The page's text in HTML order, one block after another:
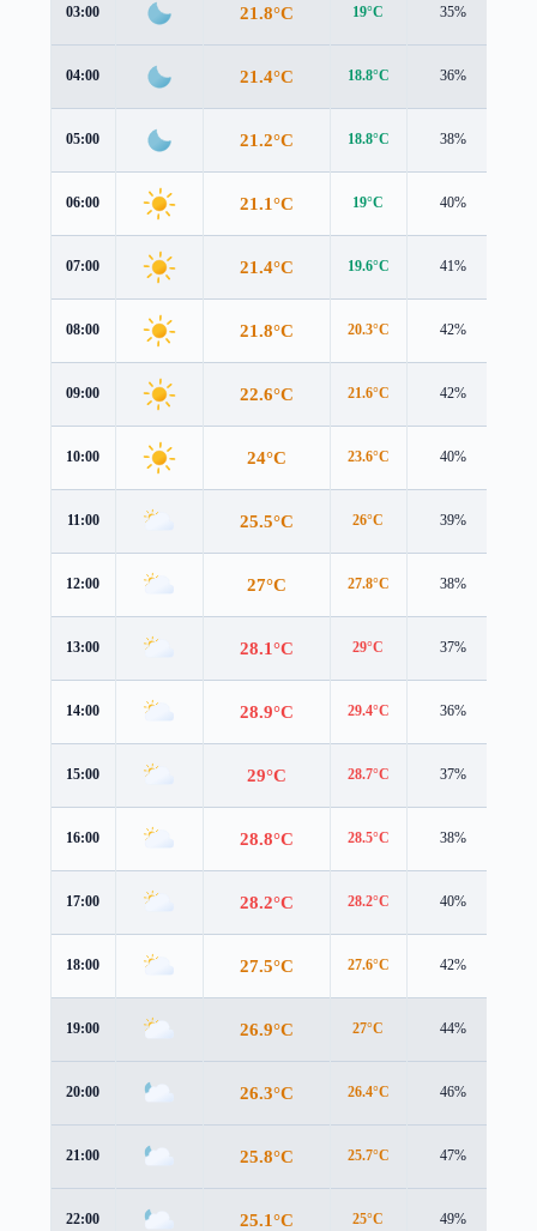
03:00 21.8°C 19°C 35%
04:00 21.4°C 18.8°C 36%
05:00 21.2°C 18.8°C 38%
06:00 21.1°C 19°C 40%
07:00 21.4°C 19.6°C 41%
08:00 21.8°C 20.3°C 42%
09:00 22.6°C 21.6°C 42%
10:00 24°C 23.6°C 40%
11:00 25.5°C 26°C 39%
12:00 27°C 27.8°C 38%
13:00 28.1°C 29°C 37%
14:00 28.9°C 29.4°C 36%
15:00 29°C 28.7°C 37%
16:00 28.8°C 28.5°C 38%
17:00 28.2°C 28.2°C 40%
18:00 27.5°C 27.6°C 42%
19:00 26.9°C 27°C 44%
20:00 26.3°C 26.4°C 46%
21:00 25.8°C 25.7°C 47%
22:00 25.1°C 25°C 49%